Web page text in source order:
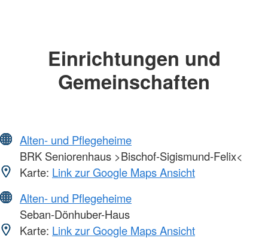
Einrichtungen und
Gemeinschaften
Alten- und Pflegeheime
BRK Seniorenhaus >Bischof-Sigismund-Felix<
Karte: Link zur Google Maps Ansicht
Alten- und Pflegeheime
Seban-Dönhuber-Haus
Karte: Link zur Google Maps Ansicht